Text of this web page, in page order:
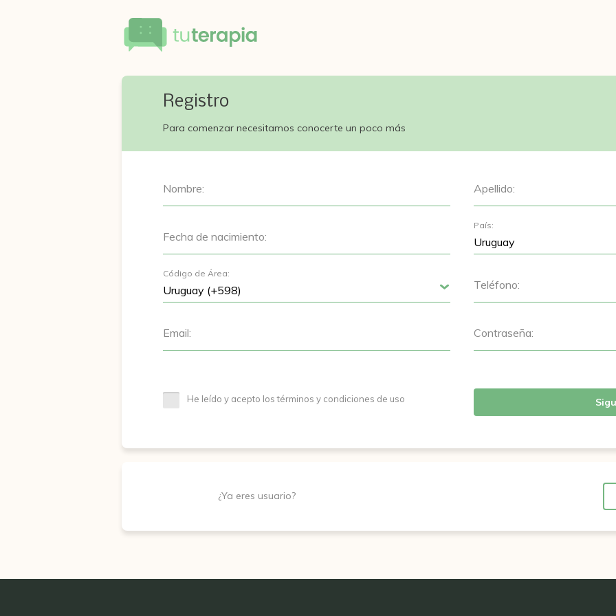
Registro
Para comenzar necesitamos conocerte un poco más
Nombre: Apellido:
Fecha de nacimiento:
País:
Código de Área:
Teléfono:
Email: Contraseña:
He leído y acepto los términos y condiciones de uso
¿Ya eres usuario?